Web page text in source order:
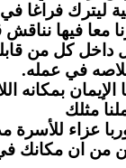
ليترك فراغا
فيها نناقش
داخل كل من
في عمله.
بمكانه
مثلك
عزاء للأسرة
من ان مكانك